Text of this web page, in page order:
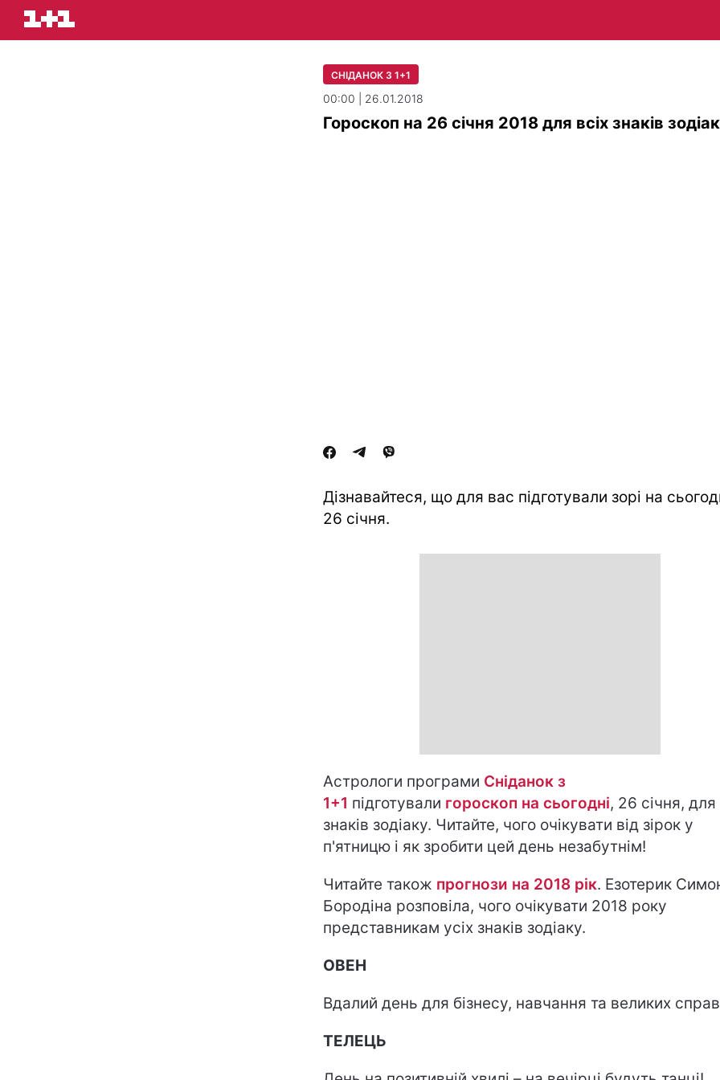
СНІДАНОК З 1+1
00:00 | 26.01.2018
Гороскоп на 26 січня 2018 для всіх знаків
Дізнавайтеся, що для вас підготували зорі на
26 січня.
Астрологи програми Сніданок з
1+1 підготували гороскоп на cьогодні, 26 січня, для
знаків зодіаку. Читайте, чого очікувати від зірок у
п'ятницю і як зробити цей день незабутнім!
Читайте також прогнози на 2018 рік. Езотерик
Бородіна розповіла, чого очікувати 2018 року
представникам усіх знаків зодіаку.
ОВЕН
Вдалий день для бізнесу, навчання та великих
ТЕЛЕЦЬ